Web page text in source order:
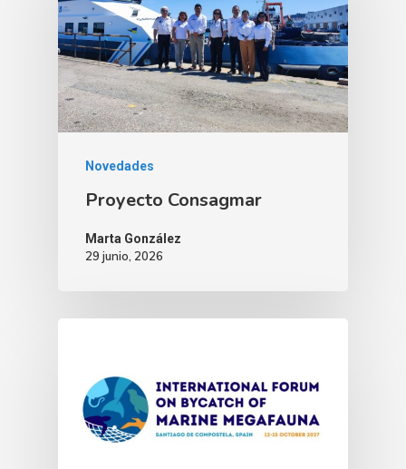
Novedades
Proyecto Consagmar
Marta González
29 junio, 2026